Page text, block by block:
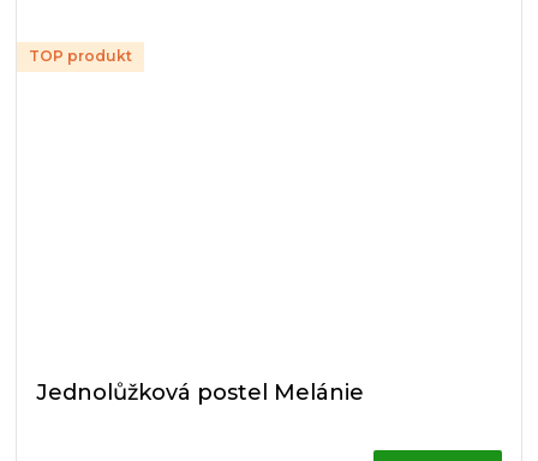
TOP produkt
Jednolůžková postel Melánie